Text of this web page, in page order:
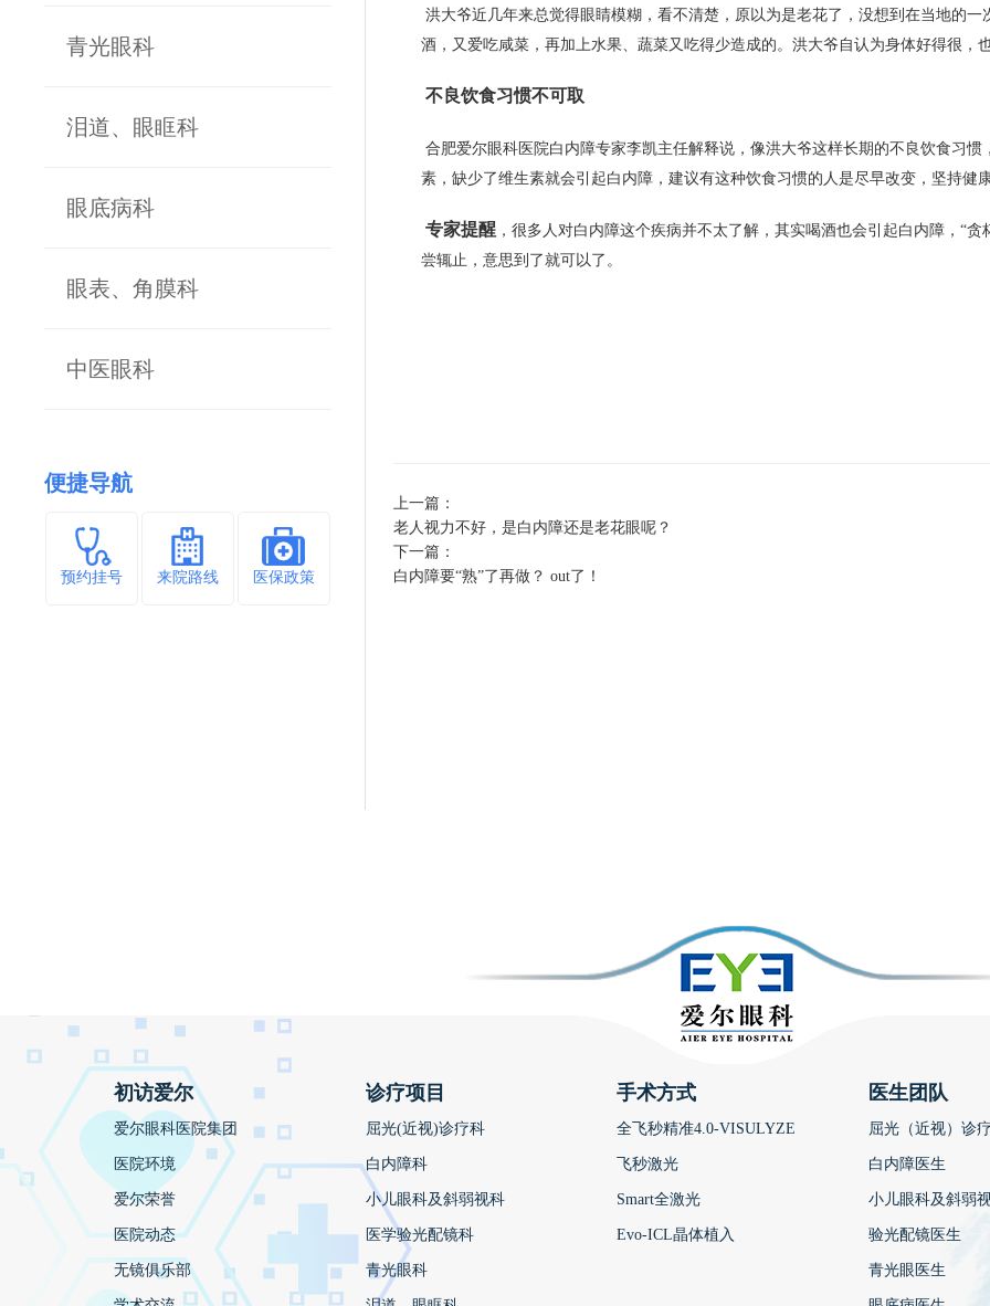
青光眼科
泪道、眼眶科
眼底病科
眼表、角膜科
中医眼科
便捷导航
预约挂号 来院路线 医保政策
洪大爷近几年来总觉得眼睛模糊，看不清楚，原以为是老花了，没想到在当地的
酒，又爱吃咸菜，再加上水果、蔬菜又吃得少造成的。洪大爷自认为身体好得很，
不良饮食习惯不可取
合肥爱尔眼科医院白内障专家李凯主任解释说，像洪大爷这样长期的不良饮食习
素，缺少了维生素就会引起白内障，建议有这种饮食习惯的人是尽早改变，坚持健
专家提醒 ，很多人对白内障这个疾病并不太了解，其实喝酒也会引起白内障，“
尝辄止，意思到了就可以了。
上一篇：
老人视力不好，是白内障还是老花眼呢？
下一篇：
白内障要“熟”了再做？ out了！
初访爱尔
爱尔眼科医院集团
医院环境
爱尔荣誉
医院动态
无镜俱乐部
诊疗项目
屈光(近视)诊疗科
白内障科
小儿眼科及斜弱视科
医学验光配镜科
青光眼科
手术方式
全飞秒精准4.0-VISULYZE
飞秒激光
Smart全激光
Evo-ICL晶体植入
医生团队
屈光（近视）诊
白内障医生
小儿眼科及斜弱
验光配镜医生
青光眼医生